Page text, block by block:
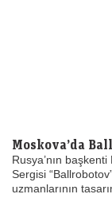
Moskova’da
Rusya’nın
Sergisi
uzmanlarının